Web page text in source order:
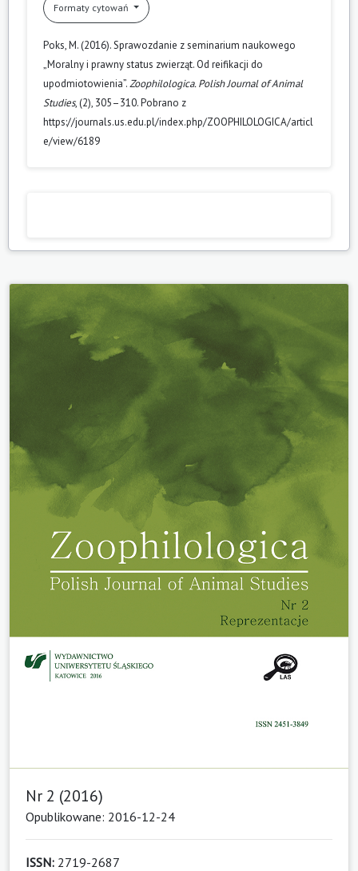
Formaty cytowań
Poks, M. (2016). Sprawozdanie z seminarium naukowego
„Moralny i prawny status zwierząt. Od reifikacji do
upodmiotowienia”.Zoophilologica. Polish Journal of Animal
Studies, (2), 305–310. Pobrano z
https://journals.us.edu.pl/index.php/ZOOPHILOLOGICA/articl
e/view/6189
Nr 2 (2016)
Opublikowane: 2016-12-24
ISSN: 2719-2687